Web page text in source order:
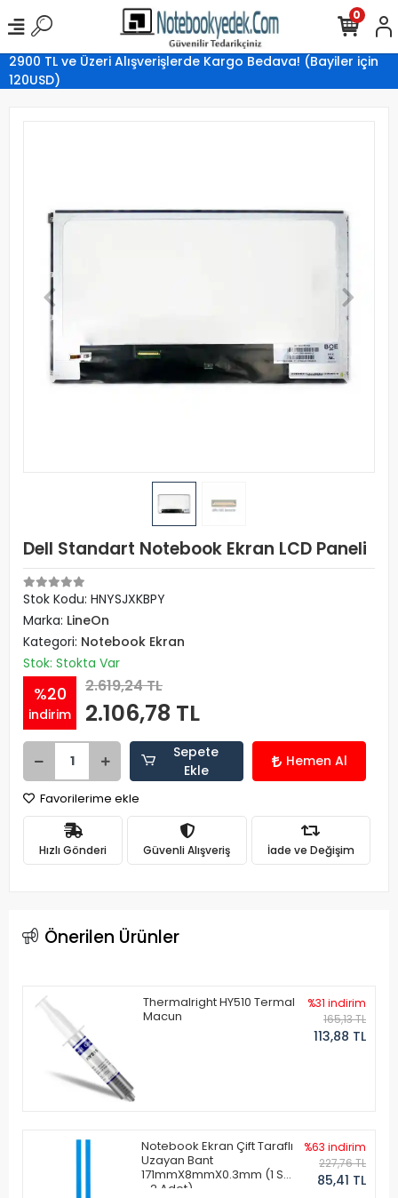
2900 TL ve Üzeri Alışverişlerde Kargo Bedava! (Bayiler için
120USD)
0
Dell Standart Notebook Ekran LCD Paneli
Stok Kodu: HNYSJXKBPY
Marka: LineOn
Kategori: Notebook Ekran
Stok: Stokta Var
%20
indirim
2.619,24 TL
2.106,78 TL
Sepete
Ekle
Hemen Al
Favorilerime ekle
Hızlı Gönderi Güvenli Alışveriş İade ve Değişim
Önerilen Ürünler
Thermalright HY510 Termal
Macun
%31 indirim
165,13 TL
113,88 TL
Notebook Ekran Çift Taraflı
Uzayan Bant
171mmX8mmX0.3mm (1 Set
- 2 Adet)
%63 indirim
227,76 TL
85,41 TL